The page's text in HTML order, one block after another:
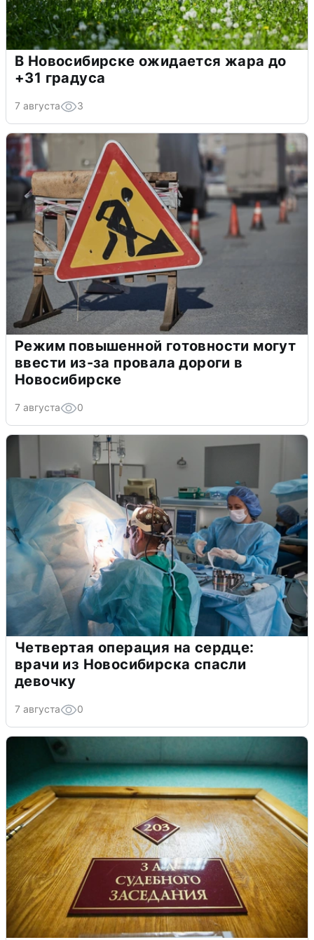
В Новосибирске ожидается жара до
+31 градуса
7 августа 3
Режим повышенной готовности могут
ввести из-за провала дороги в
Новосибирске
7 августа 0
Четвертая операция на сердце:
врачи из Новосибирска спасли
девочку
7 августа 0